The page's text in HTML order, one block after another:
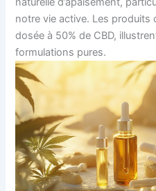
notre vie active. Les produits
dosée à 50% de CBD,
formulations pures.